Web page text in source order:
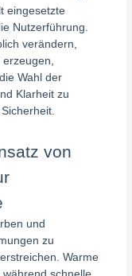
eingesetzte
Nutzerführung.
verändern,
Wahl der
Klarheit zu
von
und
zu
Warme